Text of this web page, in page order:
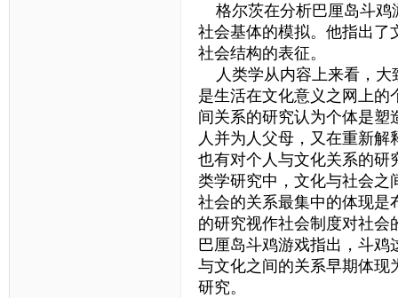
格尔茨在分析巴厘岛斗鸡
社会基体的模拟。他指出了
社会结构的表征。
人类学从内容上来看，大
是生活在文化意义之网上的
间关系的研究认为个体是塑
人并为人父母，又在重新
也有对个人与文化关系的研
类学研究中，文化与社会之
社会的关系最集中的体现是
的研究视作社会制度对社会
巴厘岛斗鸡游戏指出，斗鸡
与文化之间的关系早期体现
研究。